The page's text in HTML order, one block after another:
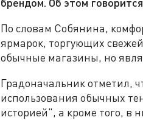
По словам Собянина,
ярмарок, торгующих
обычные магазины, но
Градоначальник отметил,
использования обычных
историей", а кроме того, в